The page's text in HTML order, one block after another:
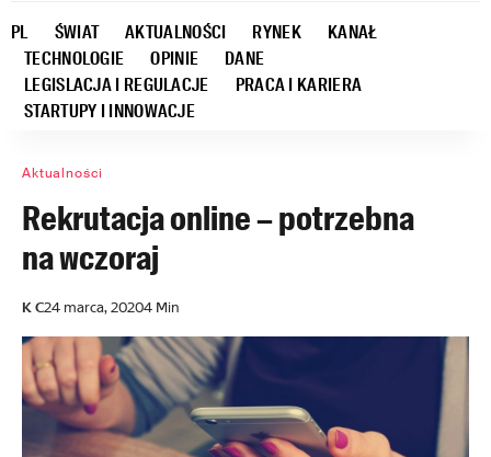
PL ŚWIAT AKTUALNOŚCI RYNEK
KANAŁ
TECHNOLOGIE
OPINIE
DANE
LEGISLACJA I REGULACJE
PRACA I KARIERA
STARTUPY I INNOWACJE
Aktualności
Rekrutacja online – potrzebna
na wczoraj
K C24 marca, 20204 Min